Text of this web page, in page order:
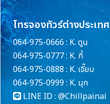
โทรจองทัวร์ต่างประเทศ
064-975-0666 : K. ตูน
064-975-0777 : K. กี้
064-975-0888 : K. เจี๊ยบ
064-975-0999 : K. มุก
LINE ID : @Chillpainai